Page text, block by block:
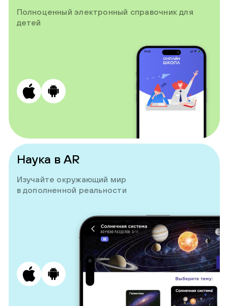
Полноценный электронный справочник для
детей
Наука в AR
Изучайте окружающий мир
в дополненной реальности